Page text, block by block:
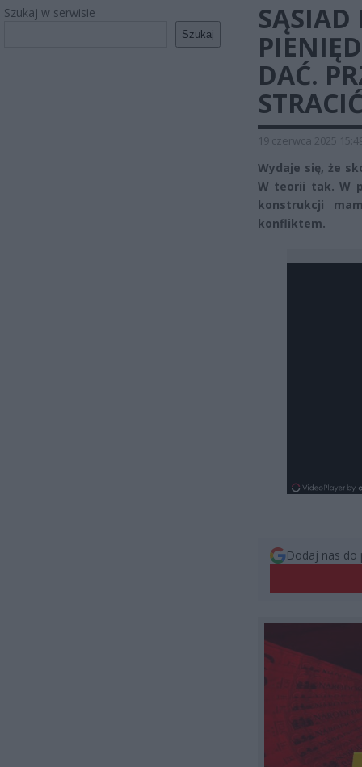
Szukaj w serwisie
Szukaj
SĄSIAD
DAĆ.
19 czerwca 2025
Wydaje się, że
W teorii tak. W
konstrukcji
konfliktem.
Dodaj nas do